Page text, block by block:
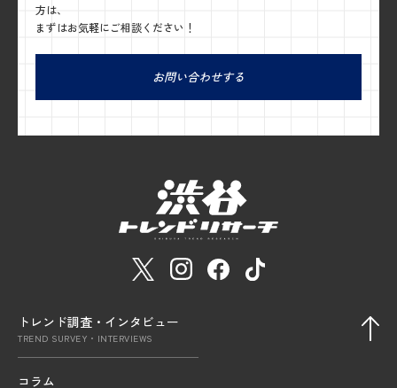
方は、
まずはお気軽にご相談ください！
お問い合わせする
トレンド調査・インタビュー
TREND SURVEY・INTERVIEWS
コラム